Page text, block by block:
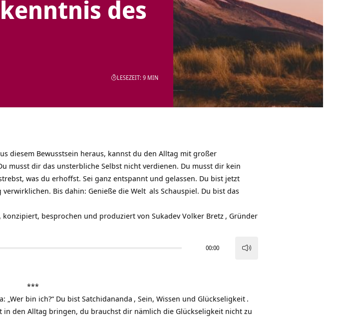
des
LESEZEIT: 9 MIN
diesem Bewusstsein heraus, kannst du den Alltag mit großer
musst dir das unsterbliche Selbst nicht verdienen. Du musst dir kein
was du erhoffst. Sei ganz entspannt und gelassen. Du bist jetzt
Bis dahin: Genieße die Welt als Schauspiel. Du bist das
, konzipiert, besprochen und produziert von Sukadev Volker Bretz , Gründer
00:00
***
„Wer bin ich?“ Du bist Satchidananda , Sein, Wissen und Glückseligkeit .
in den Alltag bringen, du brauchst dir nämlich die Glückseligkeit nicht zu